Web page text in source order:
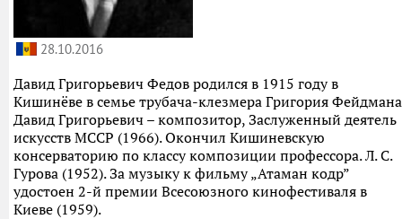
28.10.2016
Давид Григорьевич Федов родился в 1915 году в
Кишинёве в семье трубача-клезмера Григория
Давид Григорьевич – композитор, Заслуженный деятель
искусств МССР (1966). Окончил Кишиневскую
консерваторию по классу композиции профессора. Л. С.
Гурова (1952). За музыку к фильму „Атаман кодр”
удостоен 2-й премии Всесоюзного кинофестиваля в
Киеве (1959).